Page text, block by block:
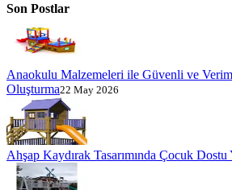
Son Postlar
Anaokulu Malzemeleri ile Güvenli ve
Oluşturma22 May 2026
Ahşap Kaydırak Tasarımında Çocuk Dostu